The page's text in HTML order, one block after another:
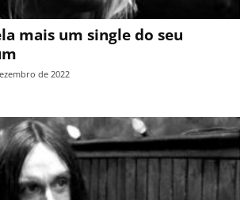
mais um single do seu
de 2022